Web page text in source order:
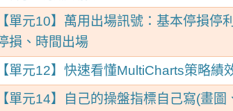
【單元10】萬用出場訊號：基本停損停
損、時間出場
【單元12】快速看懂MultiCharts策略績
【單元14】自己的操盤指標自己寫(畫圖